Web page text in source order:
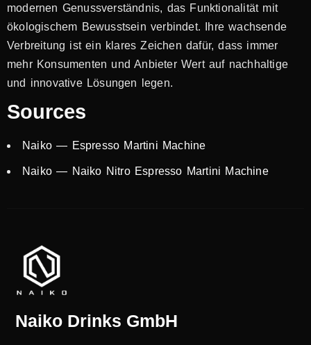
modernen Genussverständnis, das Funktionalität mit
ökologischem Bewusstsein verbindet. Ihre wachsende
Verbreitung ist ein klares Zeichen dafür, dass immer
mehr Konsumenten und Anbieter Wert auf nachhaltige
und innovative Lösungen legen.
Sources
Naiko — Espresso Martini Machine
Naiko — Naiko Nitro Espresso Martini Machine
Naiko Drinks GmbH